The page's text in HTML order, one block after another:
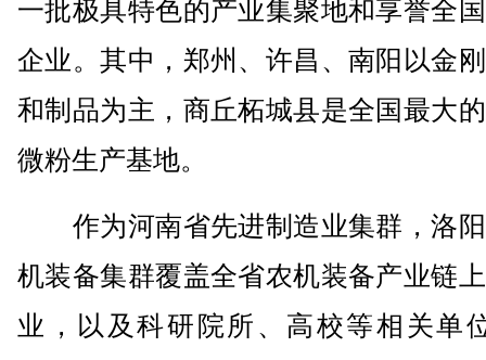
一批极具特色的产业集聚地和享誉全
企业。其中，郑州、许昌、南阳以金
和制品为主，商丘柘城县是全国最大
微粉生产基地。
作为河南省先进制造业集群，洛
机装备集群覆盖全省农机装备产业链
业，以及科研院所、高校等相关单